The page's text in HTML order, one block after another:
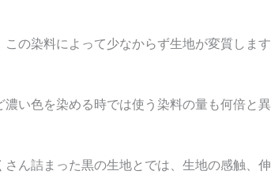
の染料によって少なからず生地が変質します
い色を染める時では使う染料の量も何倍と異
ん詰まった黒の生地とでは、生地の感触、